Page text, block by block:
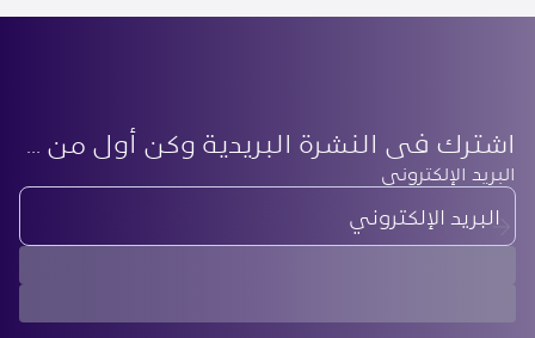
اشترك في النشرة البريدية وكن أول من يعرف أحدث أخبارنا
‏البريد الإلكتروني